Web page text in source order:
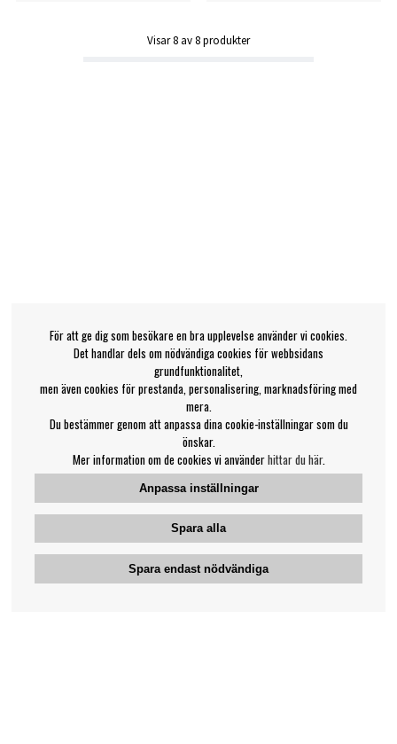
Visar8 av8produkter
För att ge dig som besökare en bra upplevelse använder vi cookies.
Det handlar dels om nödvändiga cookies för webbsidans
grundfunktionalitet,
men även cookies för prestanda, personalisering, marknadsföring med
mera.
Du bestämmer genom att anpassa dina cookie-inställningar som du
önskar.
Mer information om de cookies vi använderhittar du här.
Anpassa inställningar
Spara alla
Spara endast nödvändiga